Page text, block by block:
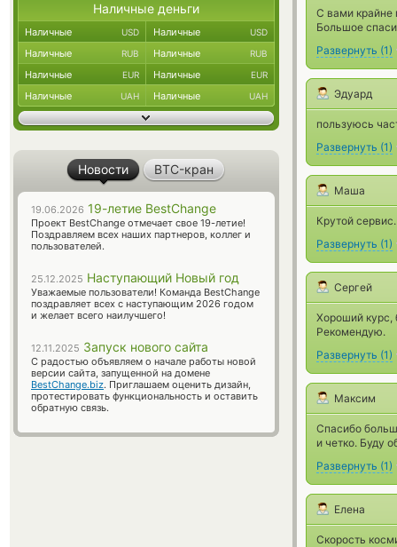
С вами крайне
Большое
Развернуть (1)
Эдуард
пользуюсь
Развернуть (1)
Маша
Крутой
Развернуть (1)
Сергей
Хороший курс,
Рекомендую.
Развернуть (1)
Максим
Спасибо
и четко. Буду
Развернуть (1)
Елена
Скорость
Наличные деньги
Наличные USD Наличные USD
Наличные RUB Наличные RUB
Наличные EUR Наличные EUR
Наличные UAH Наличные UAH
Новости BTC-кран
19.06.2026 19-летие BestChange
Проект BestChange отмечает свое 19-летие!
Поздравляем всех наших партнеров, коллег и
пользователей.
25.12.2025 Наступающий Новый год
Уважаемые пользователи! Команда BestChange
поздравляет всех с наступающим 2026 годом
и желает всего наилучшего!
12.11.2025 Запуск нового сайта
С радостью объявляем о начале работы новой
версии сайта, запущенной на домене
BestChange.biz. Приглашаем оценить дизайн,
протестировать функциональность и оставить
обратную связь.